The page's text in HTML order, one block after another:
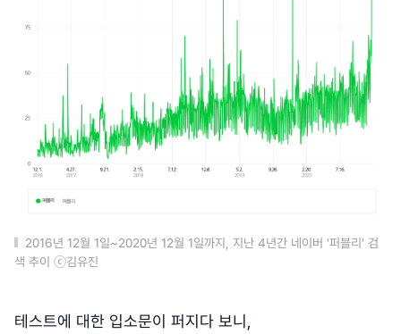
2016년 12월 1일~2020년 12월 1일까지, 지난 4년간 네이버 '퍼블리' 검
색 추이 ⓒ김유진
테스트에 대한 입소문이 퍼지다 보니,